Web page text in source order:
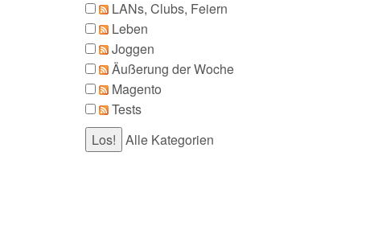
LANs, Clubs, Feiern
Leben
Joggen
Äußerung der Woche
Magento
Tests
Alle Kategorien